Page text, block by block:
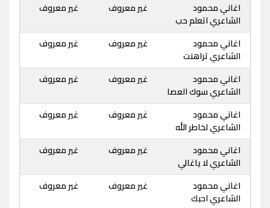
اغاني محمود
الشاعري اتعلم حب
غير معروف غير معروف
اغاني محمود
الشاعري تراهنت
غير معروف غير معروف
اغاني محمود
الشاعري سوك العصا
غير معروف غير معروف
اغاني محمود
الشاعري لخاطر الله
غير معروف غير معروف
اغاني محمود
الشاعري لا ياغالي
غير معروف غير معروف
اغاني محمود
الشاعري احبك
غير معروف غير معروف